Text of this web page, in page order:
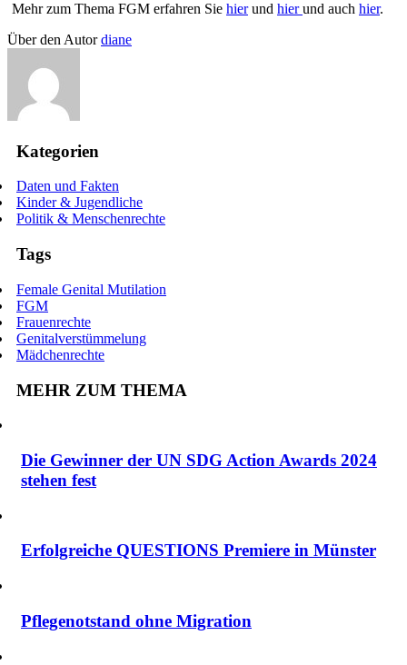
Mehr zum Thema FGM erfahren Sie hierund hierund auch hier.
Über den Autordiane
Kategorien
Daten und Fakten
Kinder & Jugendliche
Politik & Menschenrechte
Tags
Female Genital Mutilation
FGM
Frauenrechte
Genitalverstümmelung
Mädchenrechte
MEHR ZUM THEMA
Die Gewinner der UN SDG Action Awards 2024
stehen fest
Erfolgreiche QUESTIONS Premiere in Münster
Pflegenotstand ohne Migration